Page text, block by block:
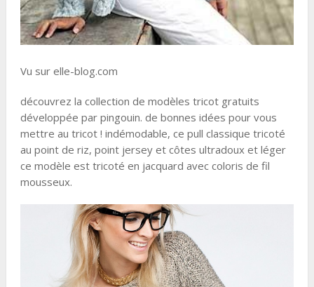
Vu sur elle-blog.com
découvrez la collection de modèles tricot gratuits
développée par pingouin. de bonnes idées pour vous
mettre au tricot ! indémodable, ce pull classique tricoté
au point de riz, point jersey et côtes ultradoux et léger
ce modèle est tricoté en jacquard avec coloris de fil
mousseux.